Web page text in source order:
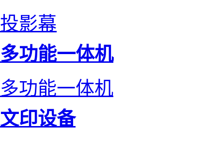
投影幕
多功能一体机
多功能一体机
文印设备